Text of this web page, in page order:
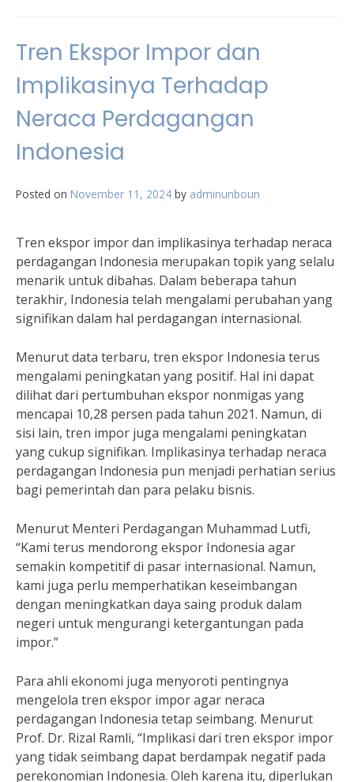
Tren Ekspor Impor dan
Implikasinya Terhadap
Neraca Perdagangan
Indonesia
Posted on November 11, 2024 by adminunboun
Tren ekspor impor dan implikasinya terhadap neraca
perdagangan Indonesia merupakan topik yang selalu
menarik untuk dibahas. Dalam beberapa tahun
terakhir, Indonesia telah mengalami perubahan yang
signifikan dalam hal perdagangan internasional.
Menurut data terbaru, tren ekspor Indonesia terus
mengalami peningkatan yang positif. Hal ini dapat
dilihat dari pertumbuhan ekspor nonmigas yang
mencapai 10,28 persen pada tahun 2021. Namun, di
sisi lain, tren impor juga mengalami peningkatan
yang cukup signifikan. Implikasinya terhadap neraca
perdagangan Indonesia pun menjadi perhatian serius
bagi pemerintah dan para pelaku bisnis.
Menurut Menteri Perdagangan Muhammad Lutfi,
“Kami terus mendorong ekspor Indonesia agar
semakin kompetitif di pasar internasional. Namun,
kami juga perlu memperhatikan keseimbangan
dengan meningkatkan daya saing produk dalam
negeri untuk mengurangi ketergantungan pada
impor.”
Para ahli ekonomi juga menyoroti pentingnya
mengelola tren ekspor impor agar neraca
perdagangan Indonesia tetap seimbang. Menurut
Prof. Dr. Rizal Ramli, “Implikasi dari tren ekspor impor
yang tidak seimbang dapat berdampak negatif pada
perekonomian Indonesia. Oleh karena itu, diperlukan